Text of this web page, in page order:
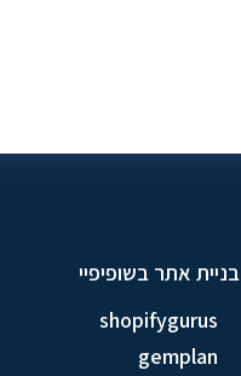
בניית אתר בשופיפיי
shopifygurus
gemplan